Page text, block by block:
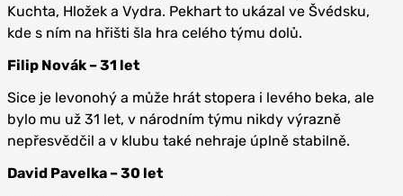
Kuchta, Hložek a Vydra. Pekhart to ukázal ve Švédsku,
kde s ním na hřišti šla hra celého týmu dolů.
Filip Novák – 31 let
Sice je levonohý a může hrát stopera i levého beka, ale
bylo mu už 31 let, v národním týmu nikdy výrazně
nepřesvědčil a v klubu také nehraje úplně stabilně.
David Pavelka – 30 let